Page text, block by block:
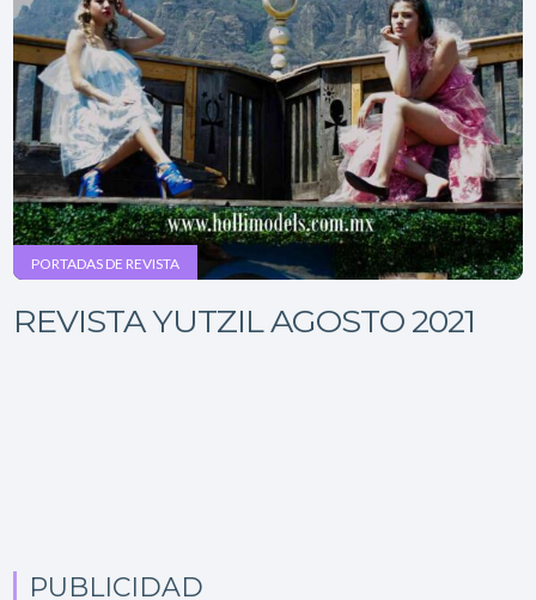
PORTADAS DE REVISTA
REVISTA YUTZIL AGOSTO 2021
PUBLICIDAD